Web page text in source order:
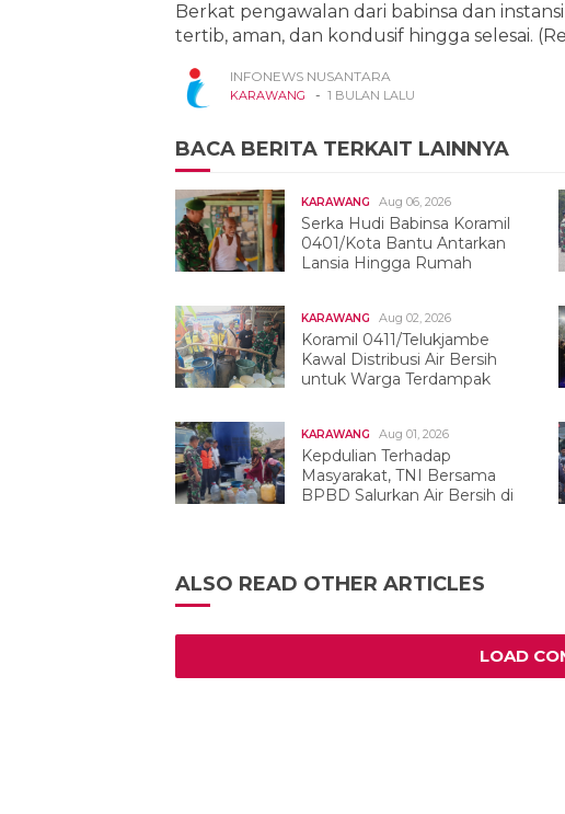
Berkat pengawalan dari babinsa dan
tertib, aman, dan kondusif hingga selesai.
INFONEWS NUSANTARA
KARAWANG - 1 BULAN LALU
BACA BERITA TERKAIT LAINNYA
KARAWANG Aug 06, 2026
Serka Hudi Babinsa Koramil
0401/Kota Bantu Antarkan
Lansia Hingga Rumah
KARAWANG Aug 02, 2026
Koramil 0411/Telukjambe
Kawal Distribusi Air Bersih
untuk Warga Terdampak
KARAWANG Aug 01, 2026
Kepdulian Terhadap
Masyarakat, TNI Bersama
BPBD Salurkan Air Bersih di
ALSO READ OTHER ARTICLES
LOAD